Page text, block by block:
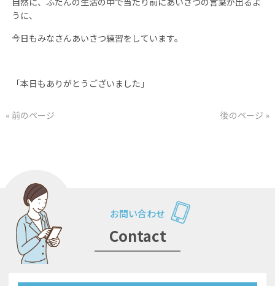
うに、
今日もみなさんあいさつ練習をしています。
「本日もありがとうございました」
« 前のページ 後のページ »
お問い合わせ
Contact